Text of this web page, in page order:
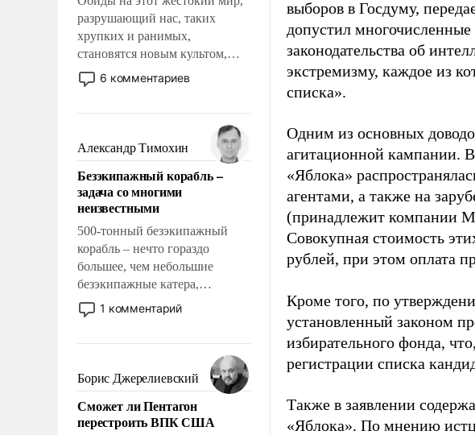
разрушающий нас, таких
хрупких и ранимых,
становятся новым культом,
постепенно вытесняя и
отменяя традиционное
мужественным и твердым под
ударами судьбы, брать на себя
ответственность, помогать
слабым, идти вперед и
адаптироваться.
6 комментариев
Александр Тимохин
Безэкипажный корабль –
задача со многими
неизвестными
500-тонный безэкипажный
корабль – нечто гораздо
большее, чем небольшие
безэкипажные катера,
применение которых уже
стало обыденностью. Задача по
сложна и амбициозна. Однако
и ее реализация радикально
поднимет наши боевые
возможности.
1 комментарий
Борис Джерелиевский
Сможет ли Пентагон
перестроить ВПК США
выборов в Госдуму,
допустил многочисленные
законодательства об
экстремизму, каждое из
списка».
Одним из основных
агитационной кампании.
«Яблока»
агентами, а также на
(принадлежит компании
Совокупная стоимость
рублей, при этом оплата
Кроме того, по
установленный законом
избирательного фонда,
регистрации списка
Также в заявлении
«Яблока». По мнению